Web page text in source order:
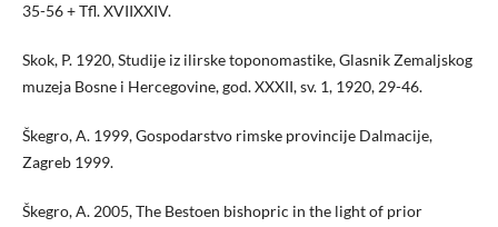
35-56 + Tfl. XVIIXXIV.
Skok, P. 1920, Studije iz ilirske toponomastike, Glasnik Zemaljskog
muzeja Bosne i Hercegovine, god. XXXII, sv. 1, 1920, 29-46.
Škegro, A. 1999, Gospodarstvo rimske provincije Dalmacije,
Zagreb 1999.
Škegro, A. 2005, The Bestoen bishopric in the light of prior